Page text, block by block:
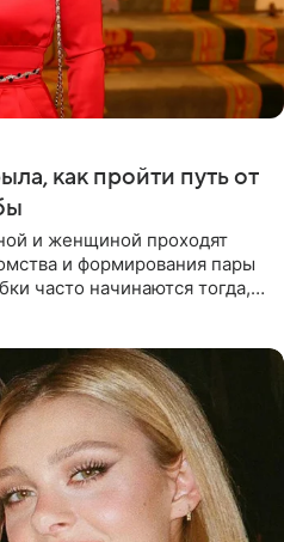
как пройти путь от
и женщиной проходят
и формирования пары
часто начинаются тогда,